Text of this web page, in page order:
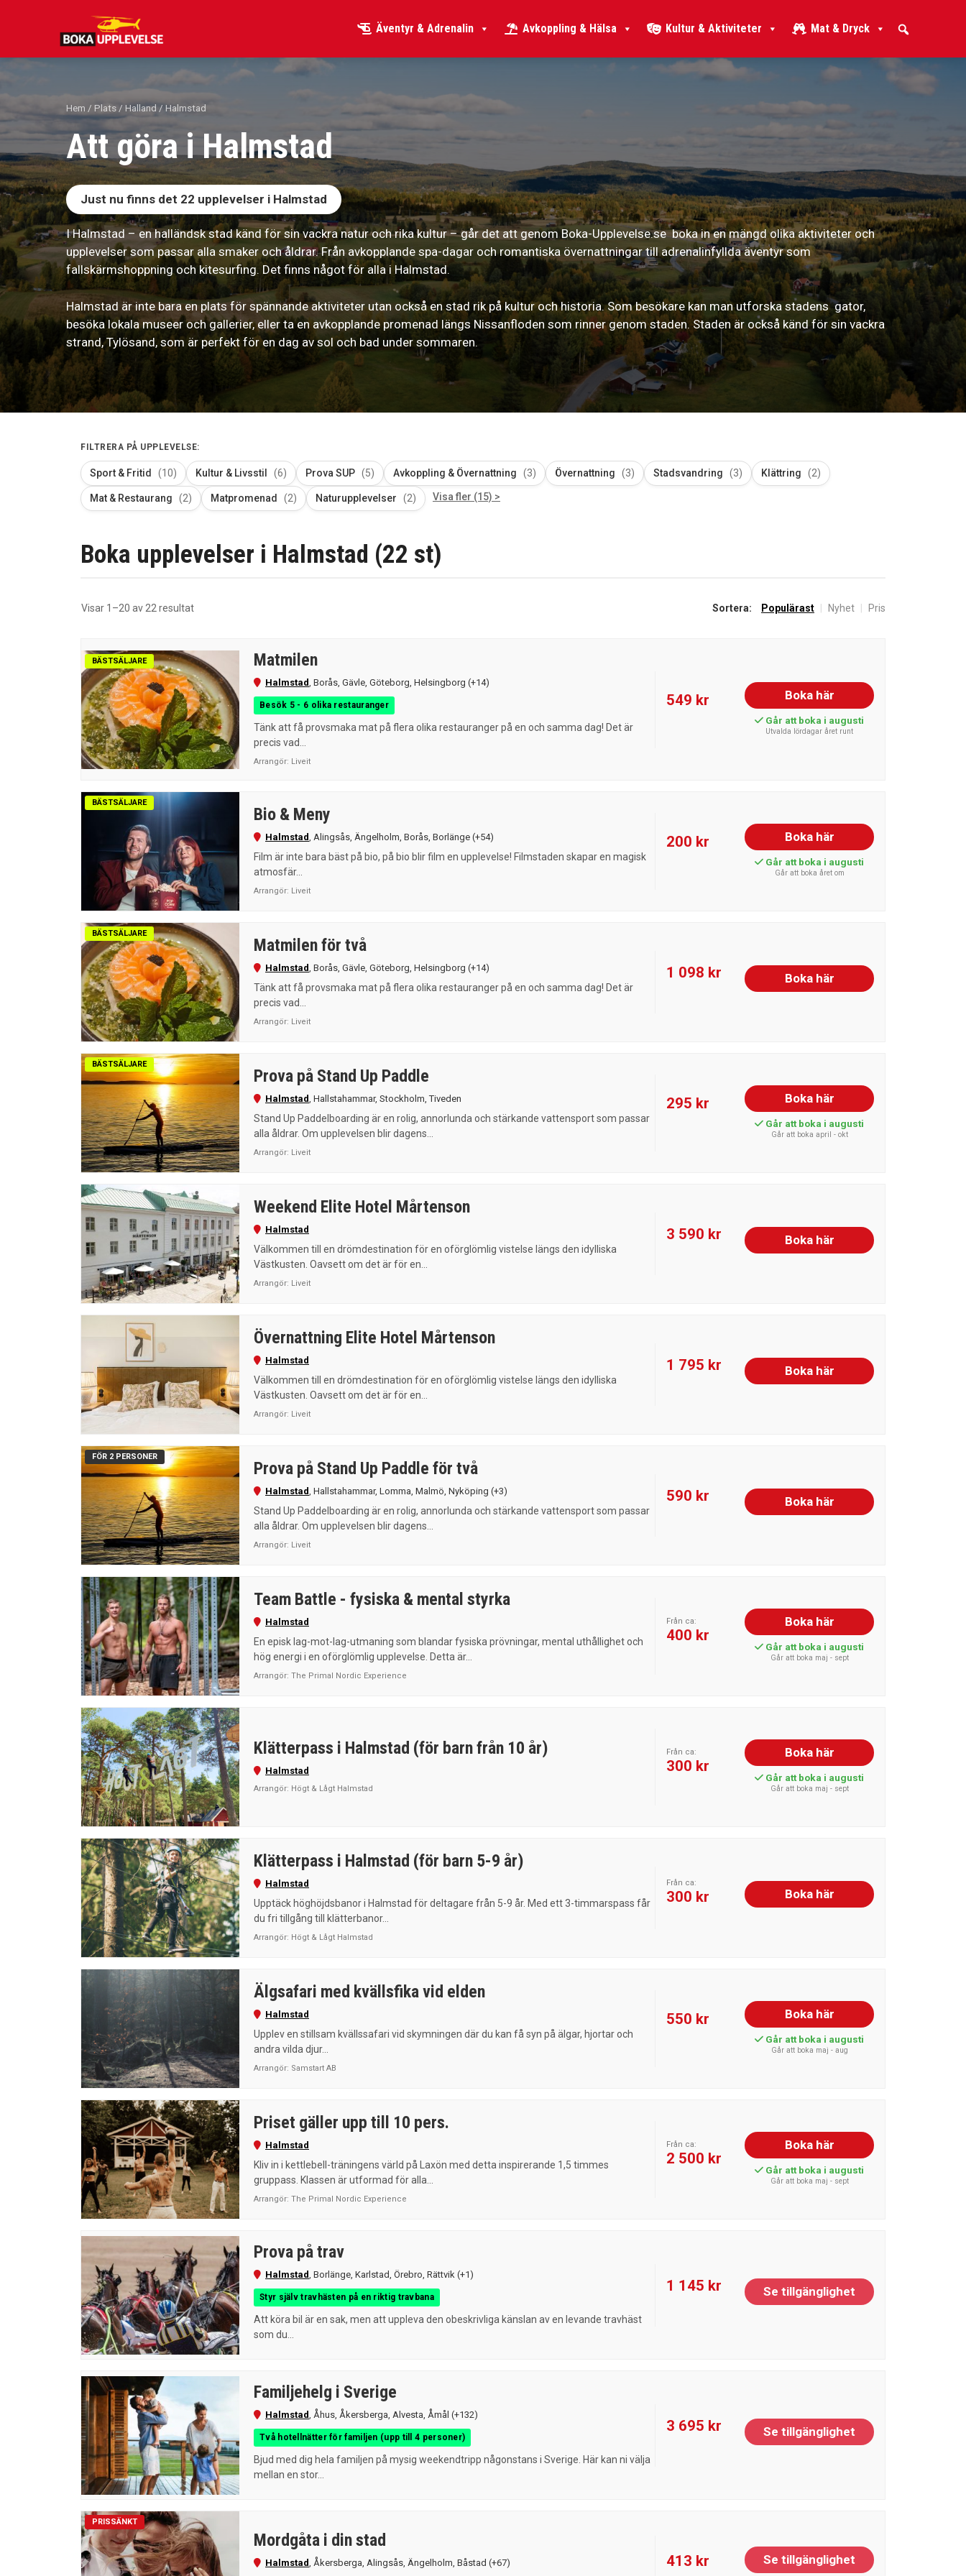
Äventyr & Adrenalin Avkoppling & Hälsa Kultur & Aktiviteter Mat & Dryck
Hem / Plats / Halland / Halmstad
Att göra i Halmstad
Just nu finns det 22 upplevelser i Halmstad
I Halmstad – en halländsk stad känd för sin vackra natur och rika kultur – går det att genom Boka-Upplevelse.se boka in en mängd olika aktiviteter och
upplevelser som passar alla smaker och åldrar. Från avkopplande spa-dagar och romantiska övernattningar till adrenalinfyllda äventyr som
fallskärmshoppning och kitesurfing. Det finns något för alla i Halmstad.
Halmstad är inte bara en plats för spännande aktiviteter utan också en stad rik på kultur och historia. Som besökare kan man utforska stadens gator,
besöka lokala museer och gallerier, eller ta en avkopplande promenad längs Nissanfloden som rinner genom staden. Staden är också känd för sin vackra
strand, Tylösand, som är perfekt för en dag av sol och bad under sommaren.
FILTRERA PÅ UPPLEVELSE:
Sport & Fritid (10) Kultur & Livsstil (6) Prova SUP (5) Avkoppling & Övernattning (3) Övernattning (3) Stadsvandring (3) Klättring (2)
Mat & Restaurang (2) Matpromenad (2) Naturupplevelser (2) Visa fler (15) >
Boka upplevelser i Halmstad (22 st)
Visar 1–20 av 22 resultatSortera
Sortera: Populärast Nyhet Pris
BÄSTSÄLJARE Matmilen
Halmstad, Borås, Gävle, Göteborg, Helsingborg (+14)
Besök 5 - 6 olika restauranger
Tänk att få provsmaka mat på flera olika restauranger på en och samma dag! Det är
precis vad...
Arrangör: Liveit
549 kr Boka här
Går att boka i augusti
Utvalda lördagar året runt
BÄSTSÄLJARE
Bio & Meny
Halmstad, Alingsås, Ängelholm, Borås, Borlänge (+54)
Film är inte bara bäst på bio, på bio blir film en upplevelse! Filmstaden skapar en magisk
atmosfär...
Arrangör: Liveit
200 kr Boka här
Går att boka i augusti
Går att boka året om
BÄSTSÄLJARE
Matmilen för två
Halmstad, Borås, Gävle, Göteborg, Helsingborg (+14)
Tänk att få provsmaka mat på flera olika restauranger på en och samma dag! Det är
precis vad...
Arrangör: Liveit
1 098 kr Boka här
BÄSTSÄLJARE
Prova på Stand Up Paddle
Halmstad, Hallstahammar, Stockholm,Tiveden
Stand Up Paddelboarding är en rolig, annorlunda och stärkande vattensport som passar
alla åldrar. Om upplevelsen blir dagens...
Arrangör: Liveit
295 kr Boka här
Går att boka i augusti
Går att boka april - okt
Weekend Elite Hotel Mårtenson
Halmstad
Välkommen till en drömdestination för en oförglömlig vistelse längs den idylliska
Västkusten. Oavsett om det är för en...
Arrangör: Liveit
3 590 kr Boka här
Övernattning Elite Hotel Mårtenson
Halmstad
Välkommen till en drömdestination för en oförglömlig vistelse längs den idylliska
Västkusten. Oavsett om det är för en...
Arrangör: Liveit
1 795 kr Boka här
FÖR 2 PERSONER
Prova på Stand Up Paddle för två
Halmstad, Hallstahammar, Lomma, Malmö, Nyköping (+3)
Stand Up Paddelboarding är en rolig, annorlunda och stärkande vattensport som passar
alla åldrar. Om upplevelsen blir dagens...
Arrangör: Liveit
590 kr Boka här
Team Battle - fysiska & mental styrka
Halmstad
En episk lag-mot-lag-utmaning som blandar fysiska prövningar, mental uthållighet och
hög energi i en oförglömlig upplevelse. Detta är...
Arrangör: The Primal Nordic Experience
Från ca:
400 kr
Boka här
Går att boka i augusti
Går att boka maj - sept
Klätterpass i Halmstad (för barn från 10 år)
Halmstad
Arrangör: Högt & Lågt Halmstad
Från ca:
300 kr
Boka här
Går att boka i augusti
Går att boka maj - sept
Klätterpass i Halmstad (för barn 5-9 år)
Halmstad
Upptäck höghöjdsbanor i Halmstad för deltagare från 5-9 år. Med ett 3-timmarspass får
du fri tillgång till klätterbanor...
Arrangör: Högt & Lågt Halmstad
Från ca:
300 kr Boka här
Älgsafari med kvällsfika vid elden
Halmstad
Upplev en stillsam kvällssafari vid skymningen där du kan få syn på älgar, hjortar och
andra vilda djur...
Arrangör: Samstart AB
550 kr Boka här
Går att boka i augusti
Går att boka maj - aug
Priset gäller upp till 10 pers.
Halmstad
Kliv in i kettlebell-träningens värld på Laxön med detta inspirerande 1,5 timmes
gruppass. Klassen är utformad för alla...
Arrangör: The Primal Nordic Experience
Från ca:
2 500 kr
Boka här
Går att boka i augusti
Går att boka maj - sept
Prova på trav
Halmstad, Borlänge, Karlstad, Örebro, Rättvik (+1)
Styr själv travhästen på en riktig travbana
Att köra bil är en sak, men att uppleva den obeskrivliga känslan av en levande travhäst
som du...
1 145 kr Se tillgänglighet
Familjehelg i Sverige
Halmstad, Åhus, Åkersberga, Alvesta, Åmål (+132)
Två hotellnätter för familjen (upp till 4 personer)
Bjud med dig hela familjen på mysig weekendtripp någonstans i Sverige. Här kan ni välja
mellan en stor...
3 695 kr Se tillgänglighet
PRISSÄNKT
Mordgåta i din stad
Halmstad, Åkersberga, Alingsås, Ängelholm, Båstad (+67) 413 kr Se tillgänglighet